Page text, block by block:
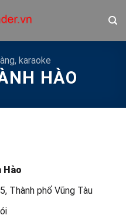
karaoke
HÀO
Hào
Thành phố Vũng Tàu